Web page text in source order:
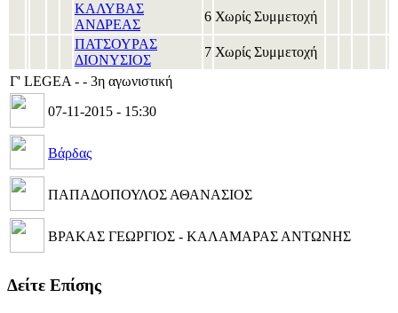
ΚΑΛΥΒΑΣ
ΑΝΔΡΕΑΣ
6 Χωρίς Συμμετοχή
ΠΑΤΣΟΥΡΑΣ
ΔΙΟΝΥΣΙΟΣ
7 Χωρίς Συμμετοχή
Γ' LEGEA - - 3η αγωνιστική
07-11-2015 - 15:30
Βάρδας
ΠΑΠΑΔΟΠΟΥΛΟΣ ΑΘΑΝΑΣΙΟΣ
ΒΡΑΚΑΣ ΓΕΩΡΓΙΟΣ - ΚΑΛΑΜΑΡΑΣ ΑΝΤΩΝΗΣ
Δείτε Επίσης